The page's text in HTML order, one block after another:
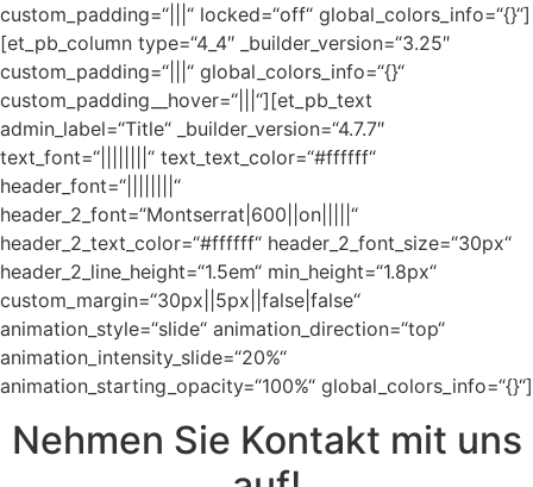
custom_padding=“|||“ locked=“off“ global_colors_info=“{}“]
[et_pb_column type=“4_4″ _builder_version=“3.25″
custom_padding=“|||“ global_colors_info=“{}“
custom_padding__hover=“|||“][et_pb_text
admin_label=“Title“ _builder_version=“4.7.7″
text_font=“||||||||“ text_text_color=“#ffffff“
header_font=“||||||||“
header_2_font=“Montserrat|600||on|||||“
header_2_text_color=“#ffffff“ header_2_font_size=“30px“
header_2_line_height=“1.5em“ min_height=“1.8px“
custom_margin=“30px||5px||false|false“
animation_style=“slide“ animation_direction=“top“
animation_intensity_slide=“20%“
animation_starting_opacity=“100%“ global_colors_info=“{}“]
Nehmen Sie Kontakt mit uns